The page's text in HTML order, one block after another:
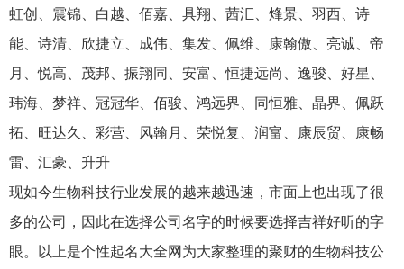
虹创、震锦、白越、佰嘉、具翔、茜汇、烽景、羽西、诗
能、诗清、欣捷立、成伟、集发、佩维、康翰傲、亮诚、帝
月、悦高、茂邦、振翔同、安富、恒捷远尚、逸骏、好星、
玮海、梦祥、冠冠华、佰骏、鸿远界、同恒雅、晶界、佩跃
拓、旺达久、彩营、风翰月、荣悦复、润富、康辰贸、康畅
雷、汇豪、升升
现如今生物科技行业发展的越来越迅速，市面上也出现了很
多的公司，因此在选择公司名字的时候要选择吉祥好听的字
眼。以上是个性起名大全网为大家整理的聚财的生物科技公